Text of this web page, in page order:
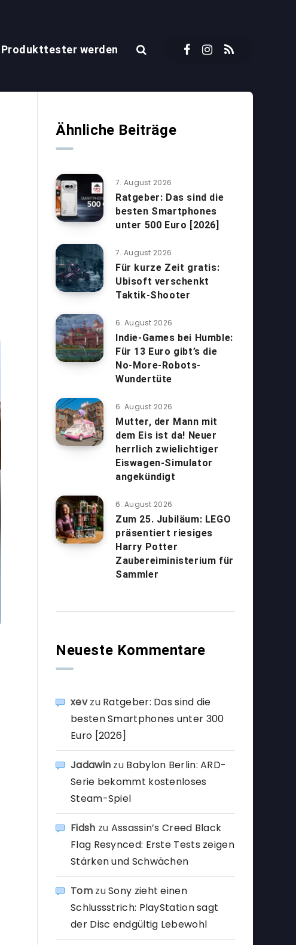
Produkttester werden
Ähnliche Beiträge
7. August 2026
Ratgeber: Das sind die
besten Smartphones
unter 500 Euro [2026]
7. August 2026
Für kurze Zeit gratis:
Ubisoft verschenkt
Taktik-Shooter
6. August 2026
Indie-Games bei Humble:
Für 13 Euro gibt’s die
No-More-Robots-
Wundertüte
6. August 2026
Mutter, der Mann mit
dem Eis ist da! Neuer
herrlich zwielichtiger
Eiswagen-Simulator
angekündigt
6. August 2026
Zum 25. Jubiläum: LEGO
präsentiert riesiges
Harry Potter
Zaubereiministerium für
Sammler
Neueste Kommentare
xevzu Ratgeber: Das sind die
besten Smartphones unter 300
Euro [2026]
Jadawin zu Babylon Berlin: ARD-
Serie bekommt kostenloses
Steam-Spiel
Fidsh zu Assassin’s Creed Black
Flag Resynced: Erste Tests zeigen
Stärken und Schwächen
TomzuSony zieht einen
Schlussstrich: PlayStation sagt
der Disc endgültig Lebewohl